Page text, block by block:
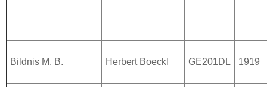
Bildnis M. B. Herbert Boeckl GE201DL 1919